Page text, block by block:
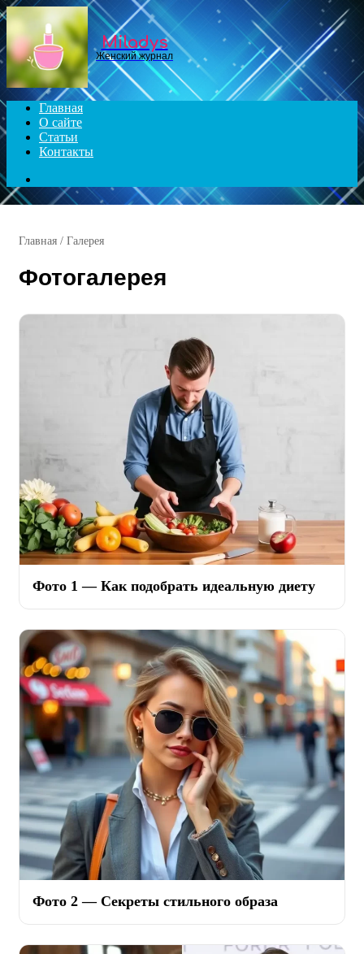
Menu
Miladys
Женский журнал
Главная
О сайте
Статьи
Контакты
Главная / Галерея
Фотогалерея
Фото 1 — Как подобрать идеальную диету
Фото 2 — Секреты стильного образа